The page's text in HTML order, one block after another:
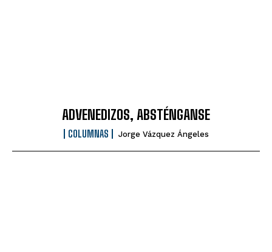
ADVENEDIZOS, ABSTÉNGANSE
COLUMNAS Jorge Vázquez Ángeles